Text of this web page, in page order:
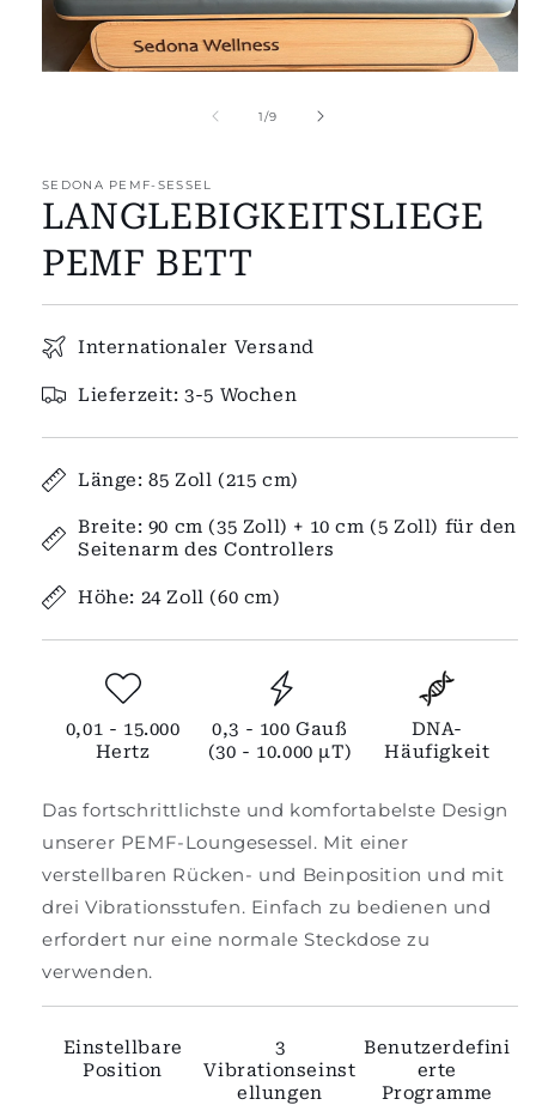
1/of
9
SEDONA PEMF-SESSEL
LANGLEBIGKEITSLIEGE
PEMF BETT
Internationaler Versand
Lieferzeit: 3-5 Wochen
Länge: 85 Zoll (215 cm)
Breite: 90 cm (35 Zoll) + 10 cm (5 Zoll) für den
Seitenarm des Controllers
Höhe: 24 Zoll (60 cm)
0,01 - 15.000
Hertz
0,3 - 100 Gauß
(30 - 10.000 µT)
DNA-
Häufigkeit
Das fortschrittlichste und komfortabelste Design
unserer PEMF-Loungesessel. Mit einer
verstellbaren Rücken- und Beinposition und mit
drei Vibrationsstufen. Einfach zu bedienen und
erfordert nur eine normale Steckdose zu
verwenden.
Einstellbare
Position
3
Vibrationseinst
ellungen
Benutzerdefini
erte
Programme